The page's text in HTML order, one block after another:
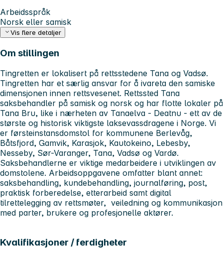
Arbeidsspråk
Norsk eller samisk
Vis flere detaljer
Om stillingen
Tingretten er lokalisert på rettsstedene Tana og Vadsø.
Tingretten har et særlig ansvar for å ivareta den samiske
dimensjonen innen rettsvesenet. Rettssted Tana
saksbehandler på samisk og norsk og har flotte lokaler på
Tana Bru, like i nærheten av Tanaelva - Deatnu - ett av de
største og historisk viktigste laksevassdragene i Norge. Vi
er førsteinstansdomstol for kommunene Berlevåg,
Båtsfjord, Gamvik, Karasjok, Kautokeino, Lebesby,
Nesseby, Sør-Varanger, Tana, Vadsø og Vardø.
Saksbehandlerne er viktige medarbeidere i utviklingen av
domstolene. Arbeidsoppgavene omfatter blant annet:
saksbehandling, kundebehandling, journalføring, post,
praktisk forberedelse, etterarbeid samt digital
tilrettelegging av rettsmøter, veiledning og kommunikasjon
med parter, brukere og profesjonelle aktører.
Kvalifikasjoner / ferdigheter